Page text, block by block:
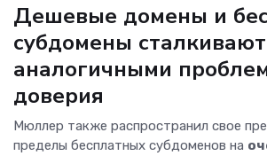
Дешевые домены и
субдомены
аналогичными
доверия
Мюллер также распространил свое
пределы бесплатных субдоменов на